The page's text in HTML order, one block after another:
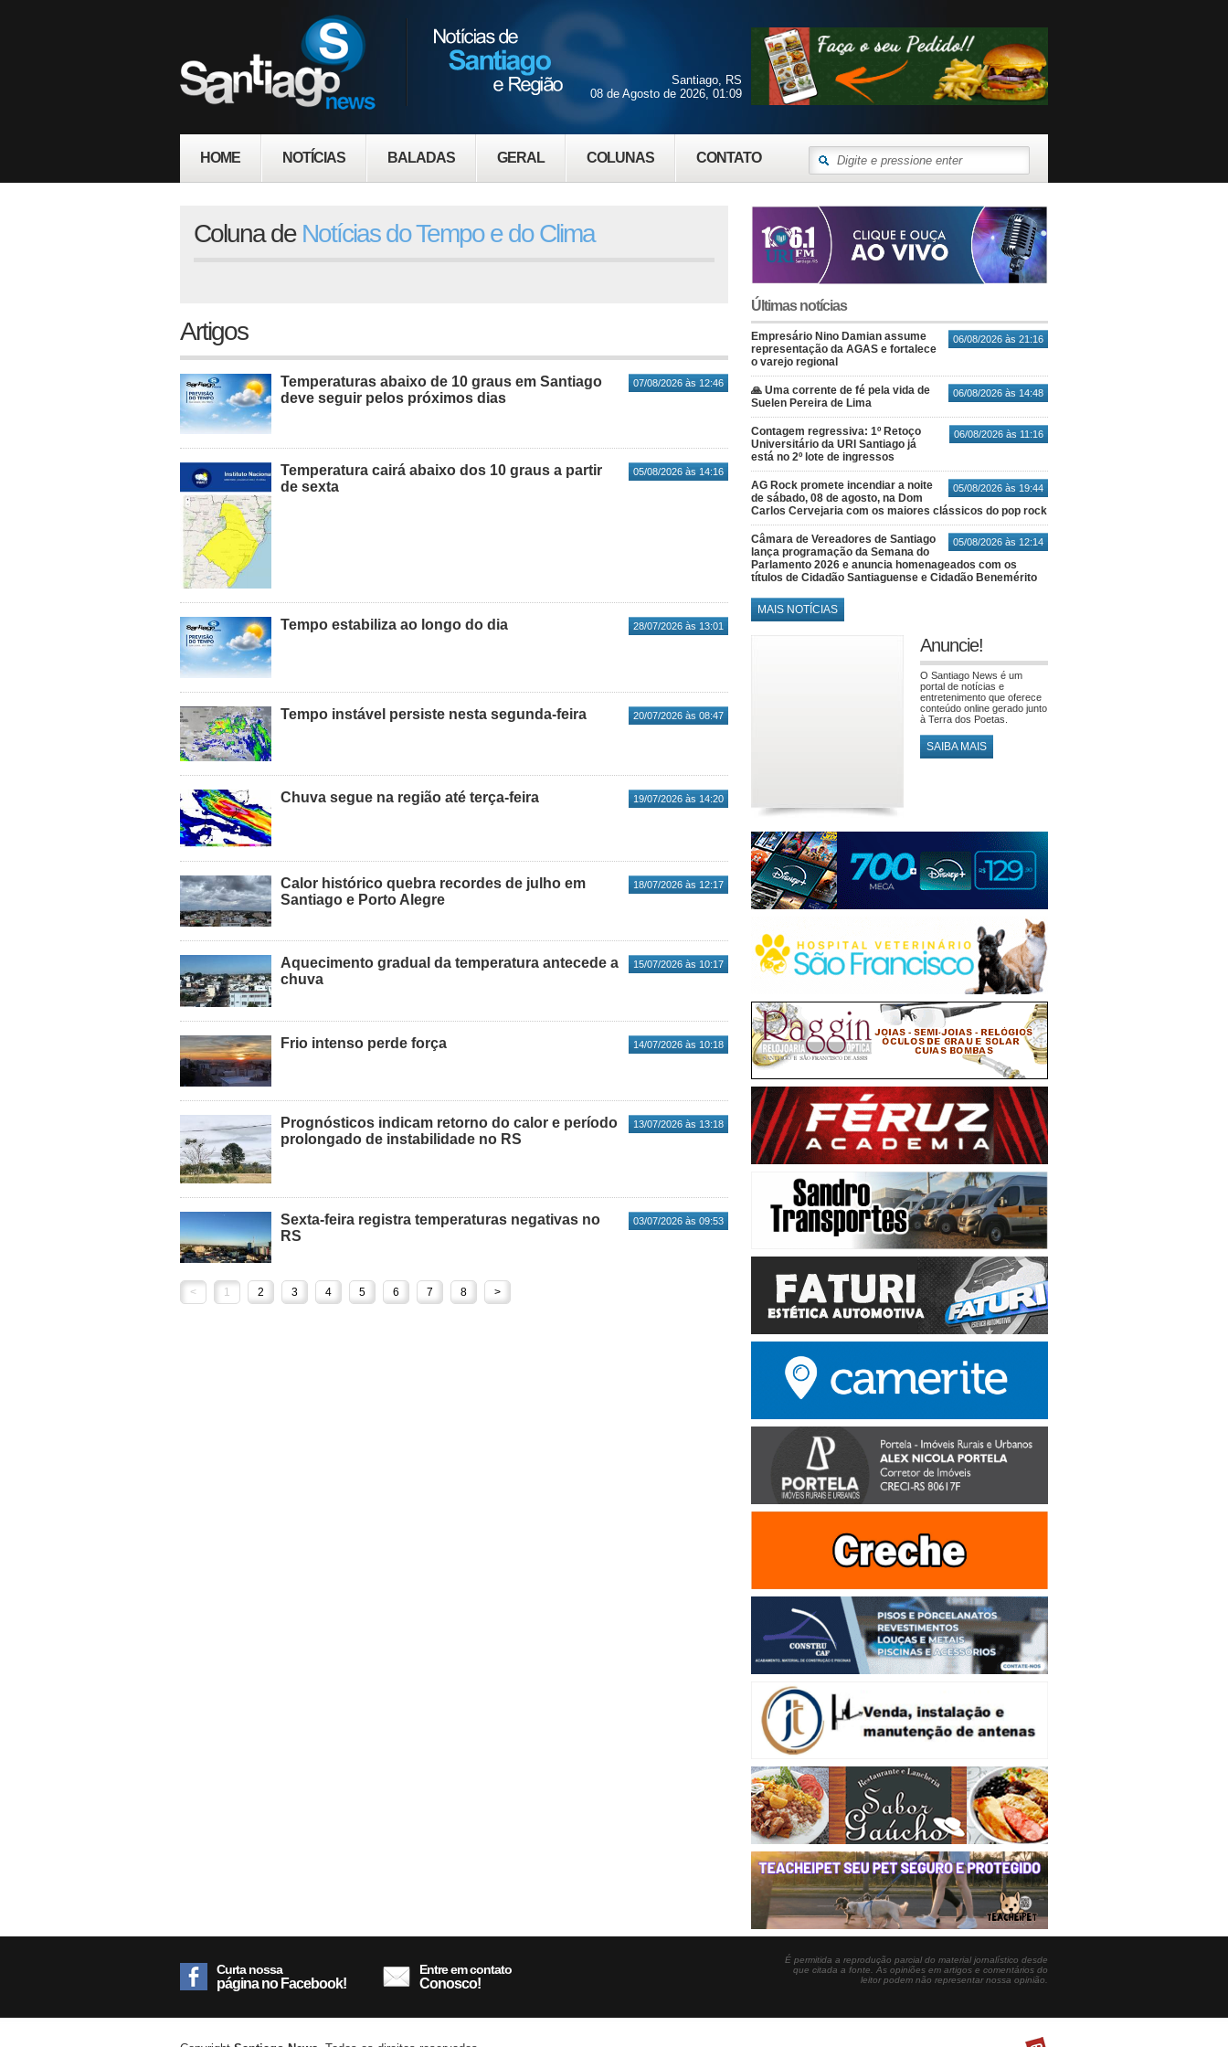
HOME NOTÍCIAS BALADAS GERAL COLUNAS CONTATO
Santiago, RS
08 de Agosto de 2026, 01:09
Coluna de Notícias do Tempo e do Clima
Artigos
07/08/2026 às 12:46
Temperaturas abaixo de 10 graus em Santiago
deve seguir pelos próximos dias
05/08/2026 às 14:16
Temperatura cairá abaixo dos 10 graus a partir
de sexta
28/07/2026 às 13:01
Tempo estabiliza ao longo do dia
20/07/2026 às 08:47
Tempo instável persiste nesta segunda-feira
19/07/2026 às 14:20
Chuva segue na região até terça-feira
18/07/2026 às 12:17
Calor histórico quebra recordes de julho em
Santiago e Porto Alegre
15/07/2026 às 10:17
Aquecimento gradual da temperatura antecede a
chuva
14/07/2026 às 10:18
Frio intenso perde força
13/07/2026 às 13:18
Prognósticos indicam retorno do calor e período
prolongado de instabilidade no RS
03/07/2026 às 09:53
Sexta-feira registra temperaturas negativas no
RS
< 1 2 3 4 5 6 7 8 >
Últimas notícias
06/08/2026 às 21:16
Empresário Nino Damian assume
representação da AGAS e fortalece
o varejo regional
06/08/2026 às 14:48
🙏 Uma corrente de fé pela vida de
Suelen Pereira de Lima
06/08/2026 às 11:16
Contagem regressiva: 1º Retoço
Universitário da URI Santiago já
está no 2º lote de ingressos
05/08/2026 às 19:44
AG Rock promete incendiar a noite
de sábado, 08 de agosto, na Dom
Carlos Cervejaria com os maiores clássicos do pop rock
05/08/2026 às 12:14
Câmara de Vereadores de Santiago
lança programação da Semana do
Parlamento 2026 e anuncia homenageados com os
títulos de Cidadão Santiaguense e Cidadão Benemérito
MAIS NOTÍCIAS
Anuncie!
O Santiago News é um
portal de notícias e
entretenimento que oferece
conteúdo online gerado junto
à Terra dos Poetas.
SAIBA MAIS
Curta nossa
página no Facebook!
Entre em contato
Conosco!
É permitida a reprodução parcial do material jornalístico desde
que citada a fonte. As opiniões em artigos e comentários do
leitor podem não representar nossa opinião.